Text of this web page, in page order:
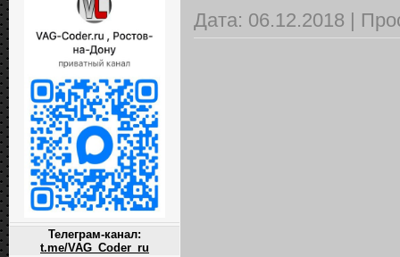
Телеграм-канал:
t.me/VAG_Coder_ru
Дата: 06.12.2018 |